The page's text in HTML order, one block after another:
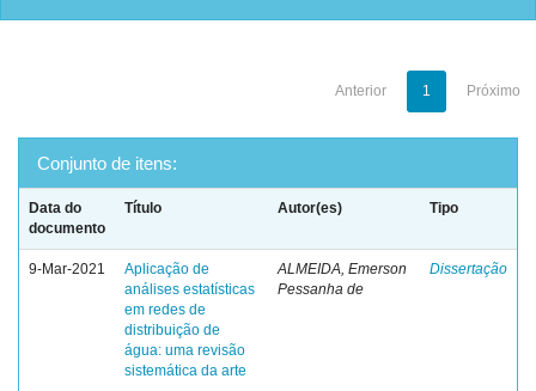
Anterior 1 Próximo
Conjunto de itens:
Data do
documento
Título Autor(es) Tipo
9-Mar-2021
Aplicação de
análises estatísticas
em redes de
distribuição de
água: uma revisão
sistemática da arte
ALMEIDA, Emerson
Pessanha de
Dissertação